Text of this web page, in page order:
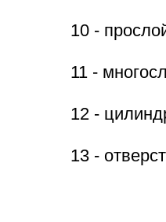
10 -
11 -
12 -
13 -